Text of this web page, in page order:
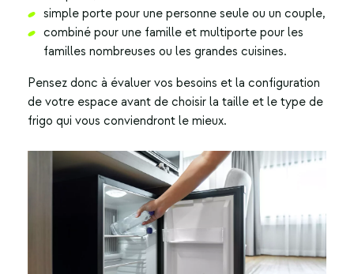
simple porte pour une personne seule ou un couple,
combiné pour une famille et multiporte pour les
familles nombreuses ou les grandes cuisines.
Pensez donc à évaluer vos besoins et la configuration
de votre espace avant de choisir la taille et le type de
frigo qui vous conviendront le mieux.